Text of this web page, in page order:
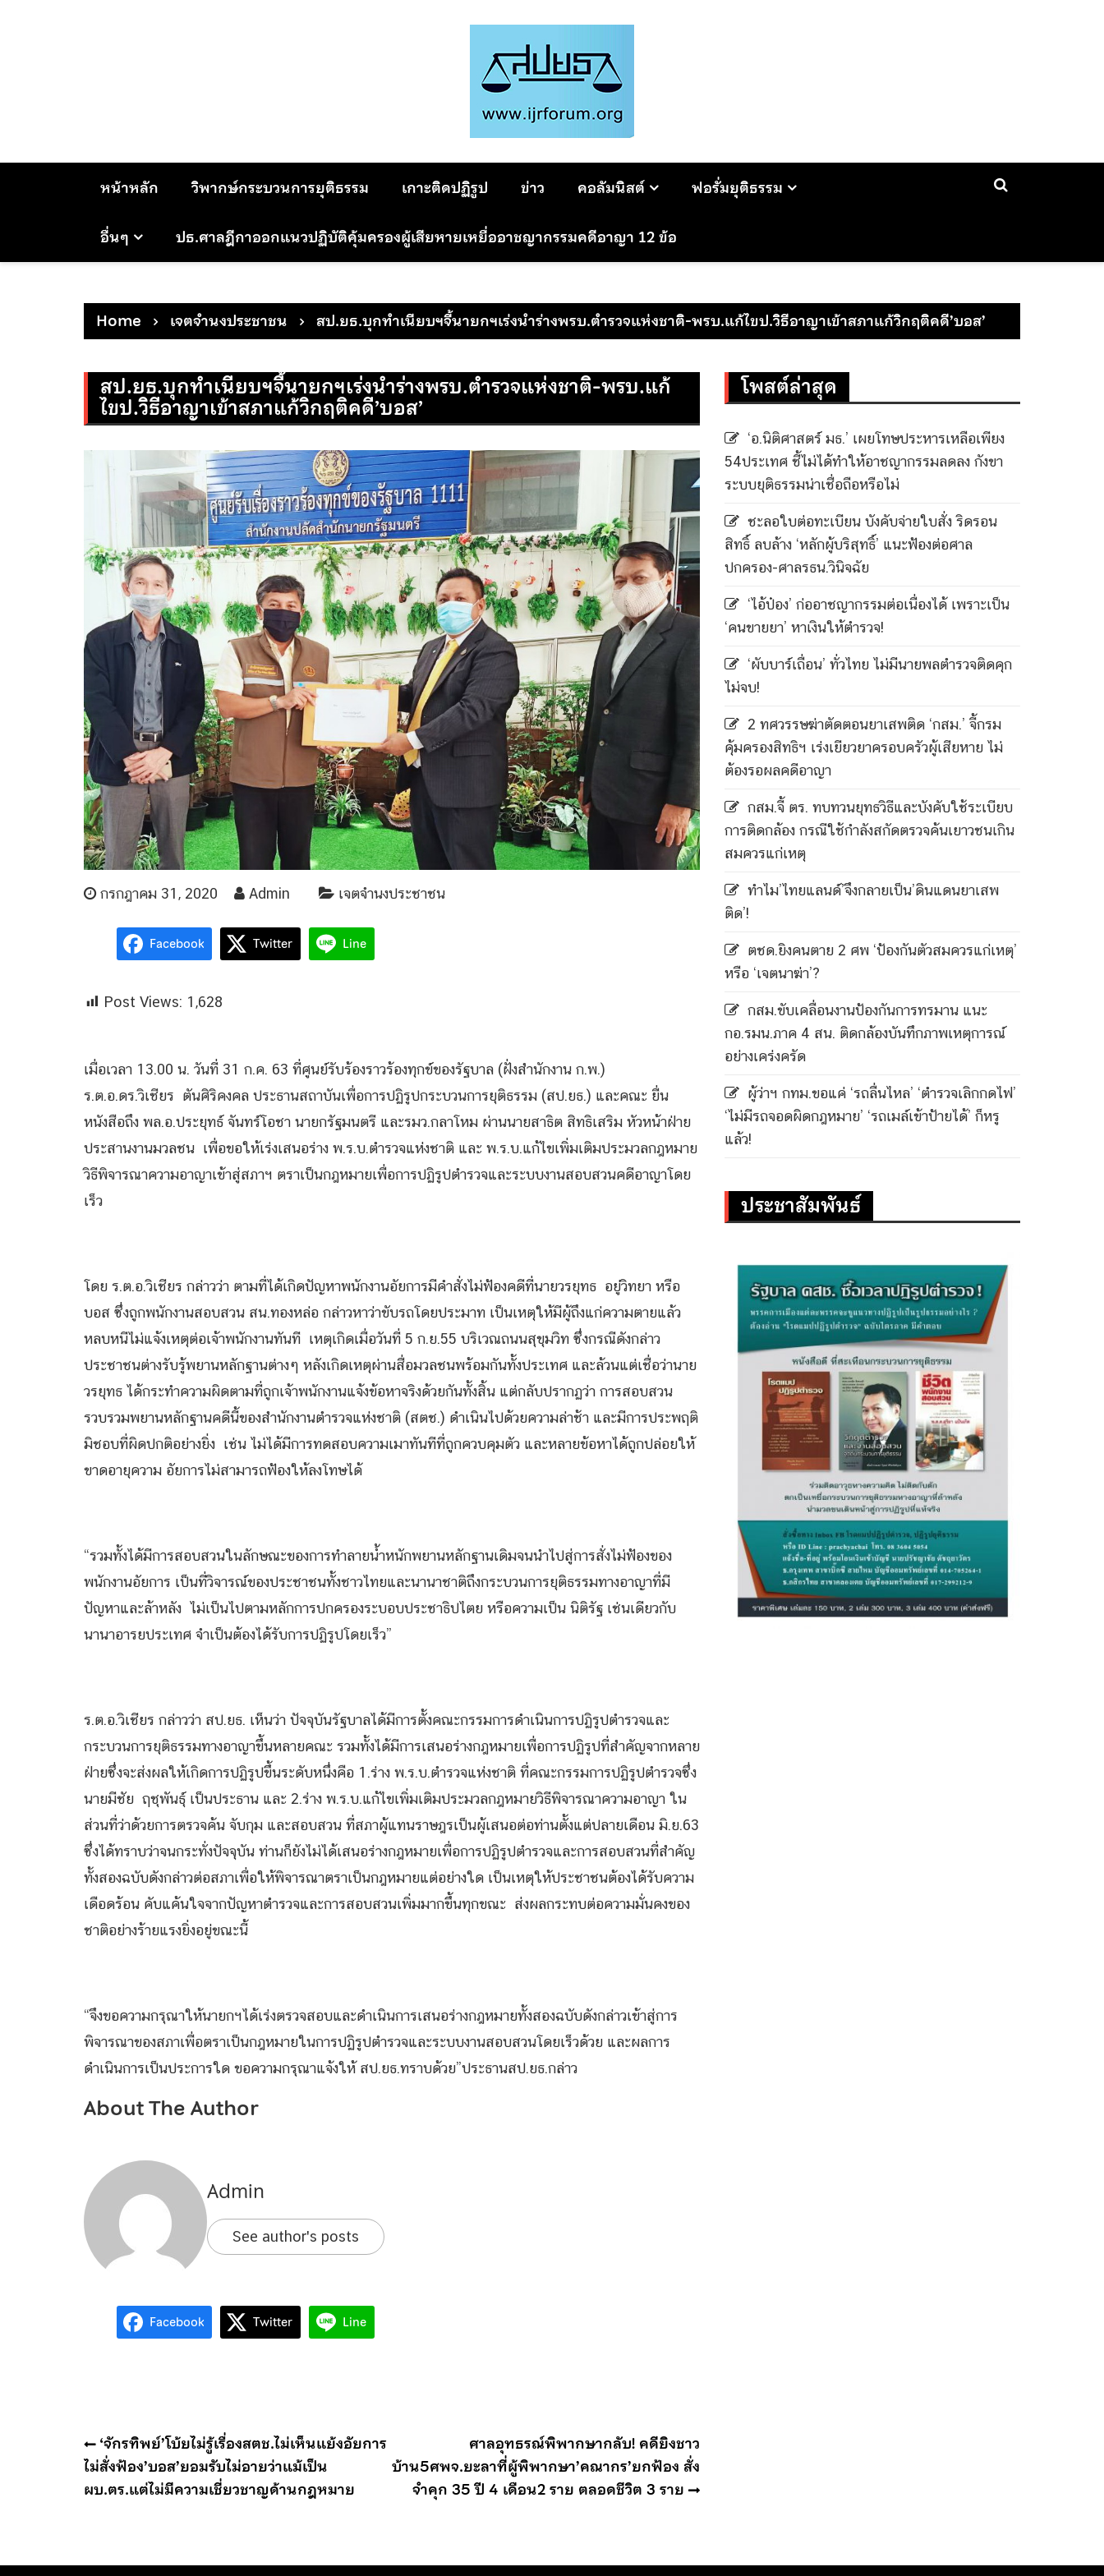
หน้าหลัก วิพากษ์กระบวนการยุติธรรม เกาะติดปฏิรูป ข่าว คอลัมนิสต์ ฟอรั่มยุติธรรม
อื่นๆ ปธ.ศาลฎีกาออกแนวปฏิบัติคุ้มครองผู้เสียหายเหยื่ออาชญากรรมคดีอาญา 12 ข้อ
Home เจตจำนงประชาชน สป.ยธ.บุกทำเนียบฯจี้นายกฯเร่งนำร่างพรบ.ตำรวจแห่งชาติ-พรบ.แก้ไขป.วิธีอาญาเข้าสภาแก้วิกฤติคดี’บอส’
สป.ยธ.บุกทำเนียบฯจี้นายกฯเร่งนำร่างพรบ.ตำรวจแห่งชาติ-พรบ.แก้
ไขป.วิธีอาญาเข้าสภาแก้วิกฤติคดี’บอส’
กรกฎาคม 31, 2020 Admin เจตจำนงประชาชน
Facebook Twitter Line
Post Views: 1,628
เมื่อเวลา 13.00 น. วันที่ 31 ก.ค. 63 ที่ศูนย์รับร้องราวร้องทุกข์ของรัฐบาล (ฝั่งสำนักงาน ก.พ.)
ร.ต.อ.ดร.วิเชียร ตันศิริคงคล ประธานสถาบันเพื่อการปฏิรูปกระบวนการยุติธรรม (สป.ยธ.) และคณะ ยื่น
หนังสือถึง พล.อ.ประยุทธ์ จันทร์โอชา นายกรัฐมนตรี และรมว.กลาโหม ผ่านนายสาธิต สิทธิเสริม หัวหน้าฝ่าย
ประสานงานมวลชน เพื่อขอให้เร่งเสนอร่าง พ.ร.บ.ตำรวจแห่งชาติ และ พ.ร.บ.แก้ไขเพิ่มเติมประมวลกฎหมาย
วิธีพิจารณาความอาญาเข้าสู่สภาฯ ตราเป็นกฎหมายเพื่อการปฏิรูปตำรวจและระบบงานสอบสวนคดีอาญาโดย
เร็ว
โดย ร.ต.อ.วิเชียร กล่าวว่า ตามที่ได้เกิดปัญหาพนักงานอัยการมีคำสั่งไม่ฟ้องคดีที่นายวรยุทธ อยู่วิทยา หรือ
บอส ซึ่งถูกพนักงานสอบสวน สน.ทองหล่อ กล่าวหาว่าขับรถโดยประมาท เป็นเหตุให้มีผู้ถึงแก่ความตายแล้ว
หลบหนีไม่แจ้งเหตุต่อเจ้าพนักงานทันที เหตุเกิดเมื่อวันที่ 5 ก.ย.55 บริเวณถนนสุขุมวิท ซึ่งกรณีดังกล่าว
ประชาชนต่างรับรู้พยานหลักฐานต่างๆ หลังเกิดเหตุผ่านสื่อมวลชนพร้อมกันทั้งประเทศ และล้วนแต่เชื่อว่านาย
วรยุทธ ได้กระทำความผิดตามที่ถูกเจ้าพนักงานแจ้งข้อหาจริงด้วยกันทั้งสิ้น แต่กลับปรากฏว่า การสอบสวน
รวบรวมพยานหลักฐานคดีนี้ของสำนักงานตำรวจแห่งชาติ (สตช.) ดำเนินไปด้วยความล่าช้า และมีการประพฤติ
มิชอบที่ผิดปกติอย่างยิ่ง เช่น ไม่ได้มีการทดสอบความเมาทันทีที่ถูกควบคุมตัว และหลายข้อหาได้ถูกปล่อยให้
ขาดอายุความ อัยการไม่สามารถฟ้องให้ลงโทษได้
“รวมทั้งได้มีการสอบสวนในลักษณะของการทำลายน้ำหนักพยานหลักฐานเดิมจนนำไปสู่การสั่งไม่ฟ้องของ
พนักงานอัยการ เป็นที่วิจารณ์ของประชาชนทั้งชาวไทยและนานาชาติถึงกระบวนการยุติธรรมทางอาญาที่มี
ปัญหาและล้าหลัง ไม่เป็นไปตามหลักการปกครองระบอบประชาธิปไตย หรือความเป็น นิติรัฐ เช่นเดียวกับ
นานาอารยประเทศ จำเป็นต้องได้รับการปฏิรูปโดยเร็ว”
ร.ต.อ.วิเชียร กล่าวว่า สป.ยธ. เห็นว่า ปัจจุบันรัฐบาลได้มีการตั้งคณะกรรมการดำเนินการปฏิรูปตำรวจและ
กระบวนการยุติธรรมทางอาญาขึ้นหลายคณะ รวมทั้งได้มีการเสนอร่างกฎหมายเพื่อการปฏิรูปที่สำคัญจากหลาย
ฝ่ายซึ่งจะส่งผลให้เกิดการปฏิรูปขึ้นระดับหนึ่งคือ 1.ร่าง พ.ร.บ.ตำรวจแห่งชาติ ที่คณะกรรมการปฏิรูปตำรวจซึ่ง
นายมีชัย ฤชุพันธุ์ เป็นประธาน และ 2.ร่าง พ.ร.บ.แก้ไขเพิ่มเติมประมวลกฎหมายวิธีพิจารณาความอาญา ใน
ส่วนที่ว่าด้วยการตรวจค้น จับกุม และสอบสวน ที่สภาผู้แทนราษฎรเป็นผู้เสนอต่อท่านตั้งแต่ปลายเดือน มิ.ย.63
ซึ่งได้ทราบว่าจนกระทั่งปัจจุบัน ท่านก็ยังไม่ได้เสนอร่างกฎหมายเพื่อการปฏิรูปตำรวจและการสอบสวนที่สำคัญ
ทั้งสองฉบับดังกล่าวต่อสภาเพื่อให้พิจารณาตราเป็นกฎหมายแต่อย่างใด เป็นเหตุให้ประชาชนต้องได้รับความ
เดือดร้อน คับแค้นใจจากปัญหาตำรวจและการสอบสวนเพิ่มมากขึ้นทุกขณะ ส่งผลกระทบต่อความมั่นคงของ
ชาติอย่างร้ายแรงยิ่งอยู่ขณะนี้
“จึงขอความกรุณาให้นายกฯได้เร่งตรวจสอบและดำเนินการเสนอร่างกฎหมายทั้งสองฉบับดังกล่าวเข้าสู่การ
พิจารณาของสภาเพื่อตราเป็นกฎหมายในการปฏิรูปตำรวจและระบบงานสอบสวนโดยเร็วด้วย และผลการ
ดำเนินการเป็นประการใด ขอความกรุณาแจ้งให้ สป.ยธ.ทราบด้วย”ประธานสป.ยธ.กล่าว
About The Author
Admin
See author's posts
Facebook Twitter Line
แนะแนว
เรื่อง
‘จักรทิพย์’โบ้ยไม่รู้เรื่องสตช.ไม่เห็นแย้งอัยการ
ไม่สั่งฟ้อง’บอส’ยอมรับไม่อายว่าแม้เป็น
ผบ.ตร.แต่ไม่มีความเชี่ยวชาญด้านกฎหมาย
ศาลอุทธรณ์พิพากษากลับ! คดียิงชาว
บ้าน5ศพจ.ยะลาที่ผู้พิพากษา’คณากร’ยกฟ้อง สั่ง
จำคุก 35 ปี 4 เดือน2 ราย ตลอดชีวิต 3 ราย
โพสต์ล่าสุด
‘อ.นิติศาสตร์ มธ.’ เผยโทษประหารเหลือเพียง
54ประเทศ ชี้ไม่ได้ทำให้อาชญากรรมลดลง กังขา
ระบบยุติธรรมน่าเชื่อถือหรือไม่
ชะลอใบต่อทะเบียน บังคับจ่ายใบสั่ง ริดรอน
สิทธิ์ ลบล้าง ‘หลักผู้บริสุทธิ์’ แนะฟ้องต่อศาล
ปกครอง-ศาลรธน.วินิจฉัย
‘ไอ้ป๋อง’ ก่ออาชญากรรมต่อเนื่องได้ เพราะเป็น
‘คนขายยา’ หาเงินให้ตำรวจ!
‘ผับบาร์เถื่อน’ ทั่วไทย ไม่มีนายพลตำรวจติดคุก
ไม่จบ!
2 ทศวรรษฆ่าตัดตอนยาเสพติด ‘กสม.’ จี้กรม
คุ้มครองสิทธิฯ เร่งเยียวยาครอบครัวผู้เสียหาย ไม่
ต้องรอผลคดีอาญา
กสม.จี้ ตร. ทบทวนยุทธวิธีและบังคับใช้ระเบียบ
การติดกล้อง กรณีใช้กำลังสกัดตรวจค้นเยาวชนเกิน
สมควรแก่เหตุ
ทำไม’ไทยแลนด์’จึงกลายเป็น’ดินแดนยาเสพ
ติด’!
ตชด.ยิงคนตาย 2 ศพ ‘ป้องกันตัวสมควรแก่เหตุ’
หรือ ‘เจตนาฆ่า’?
กสม.ขับเคลื่อนงานป้องกันการทรมาน แนะ
กอ.รมน.ภาค 4 สน. ติดกล้องบันทึกภาพเหตุการณ์
อย่างเคร่งครัด
ผู้ว่าฯ กทม.ขอแค่ ‘รถลื่นไหล’ ‘ตำรวจเลิกกดไฟ’
‘ไม่มีรถจอดผิดกฎหมาย’ ‘รถเมล์เข้าป้ายได้’ ก็หรู
แล้ว!
ประชาสัมพันธ์